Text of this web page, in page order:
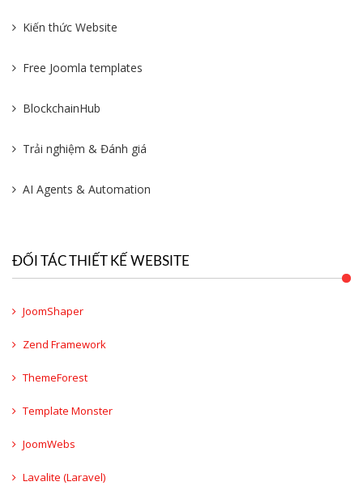
Kiến thức Website
Free Joomla templates
BlockchainHub
Trải nghiệm & Đánh giá
AI Agents & Automation
ĐỐI TÁC THIẾT KẾ WEBSITE
JoomShaper
Zend Framework
ThemeForest
Template Monster
JoomWebs
Lavalite (Laravel)